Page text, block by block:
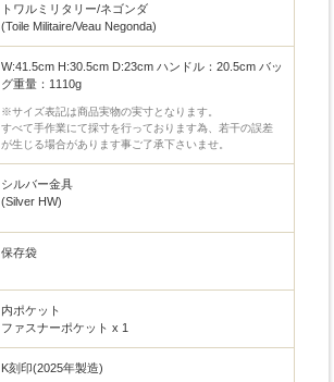
トワルミリタリー/ネゴンダ
(Toile Militaire/Veau Negonda)
W:41.5cm H:30.5cm D:23cm ハンドル：20.5cm バッ
グ重量：1110g
※サイズ表記は商品実物の実寸となります。
すべて手作業にて採寸を行っております為、若干の誤差
が生じる場合があります事ご了承下さいませ。
シルバー金具
(Silver HW)
保存袋
内ポケット
ファスナーポケット x 1
K刻印(2025年製造)